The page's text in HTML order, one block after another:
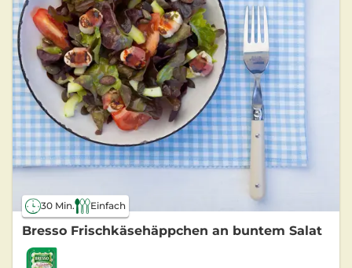
30 Min. Einfach
Bresso Frischkäsehäppchen an buntem Salat